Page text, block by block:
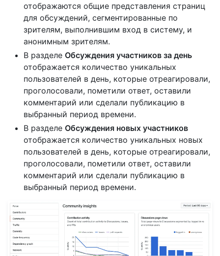
отображаются общие представления страниц
для обсуждений, сегментированные по
зрителям, выполнившим вход в систему, и
анонимным зрителям.
В разделе Обсуждения участников за день
отображается количество уникальных
пользователей в день, которые отреагировали,
проголосовали, пометили ответ, оставили
комментарий или сделали публикацию в
выбранный период времени.
В разделе Обсуждения новых участников
отображается количество уникальных новых
пользователей в день, которые отреагировали,
проголосовали, пометили ответ, оставили
комментарий или сделали публикацию в
выбранный период времени.